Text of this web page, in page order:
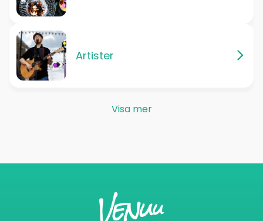
Artister
Visa mer